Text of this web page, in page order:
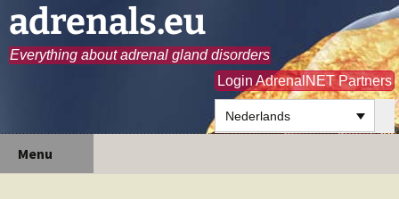
adrenals.eu
Everything about adrenal gland disorders
Login AdrenalNET Partners
Nederlands
Menu